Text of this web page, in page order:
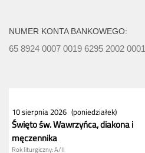
NUMER KONTA BANKOWEGO:
65 8924 0007 0019 6295 2002 0001